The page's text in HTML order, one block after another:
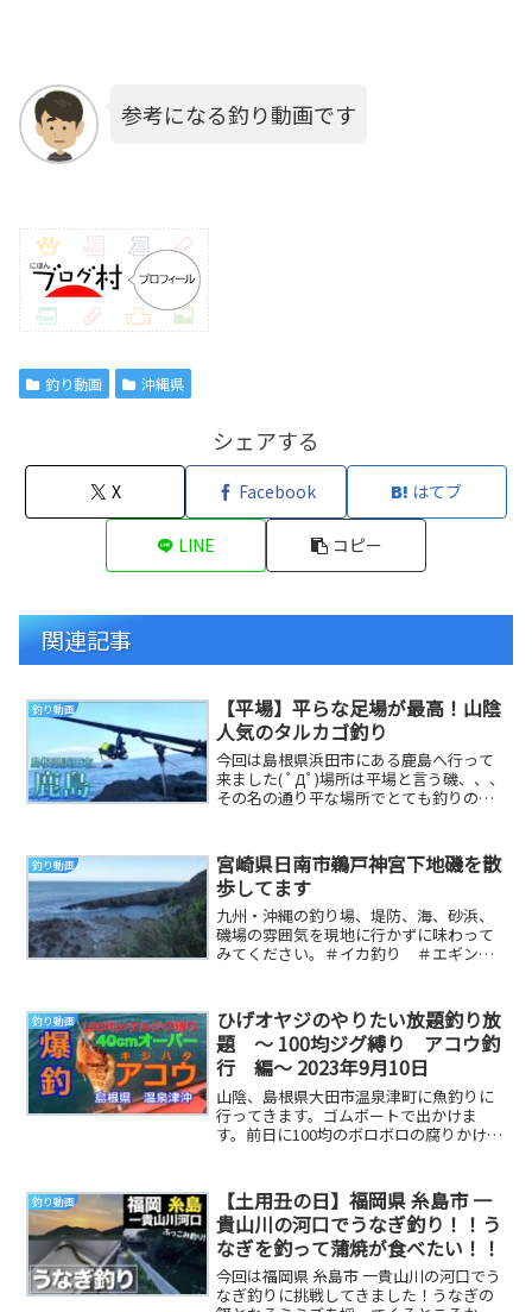
参考になる釣り動画です
釣り動画 沖縄県
シェアする
X Facebook はてブ
LINE コピー
関連記事
釣り動画
【平場】平らな足場が最高！山陰
人気のタルカゴ釣り
今回は島根県浜田市にある鹿島へ行って
来ました( ﾟДﾟ)場所は平場と言う磯、、、
その名の通り平な場所でとても釣りのし
釣り動画
宮崎県日南市鵜戸神宮下地磯を散
歩してます
九州・沖縄の釣り場、堤防、海、砂浜、
磯場の雰囲気を現地に行かずに味わって
みてください。＃イカ釣り ＃エギン
釣り動画
ひげオヤジのやりたい放題釣り放
題 ～ 100均ジグ縛り アコウ釣
行 編～ 2023年9月10日
山陰、島根県大田市温泉津町に魚釣りに
行ってきます。ゴムボートで出かけま
す。前日に100均のボロボロの腐りかけメ
釣り動画
【土用丑の日】福岡県 糸島市 一
貴山川の河口でうなぎ釣り！！う
なぎを釣って蒲焼が食べたい！！
今回は福岡県 糸島市 一貴山川の河口でう
なぎ釣りに挑戦してきました！うなぎの